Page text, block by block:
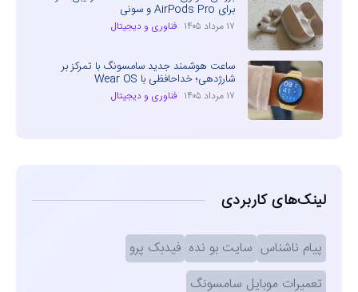
برای AirPods Pro و سونی
۱۷ مرداد ۱۴۰۵ فناوری و دیجیتال
ساعت هوشمند جدید سامسونگ با تمرکز بر
شارژدهی؛ خداحافظی با Wear OS
۱۷ مرداد ۱۴۰۵ فناوری و دیجیتال
لینک‌های کاربردی
پیام ناشناس سایت بو نده فیدبک پرو
تعمیرات موبایل سامسونگ